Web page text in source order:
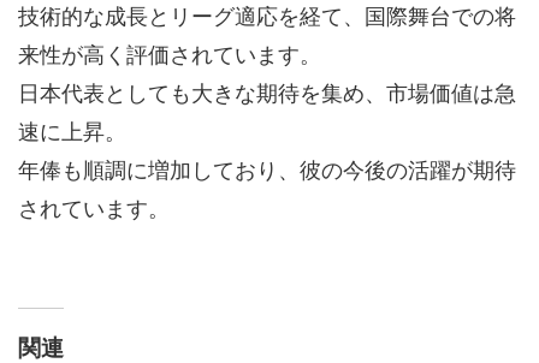
技術的な成長とリーグ適応を経て、国際舞台での将
来性が高く評価されています。
日本代表としても大きな期待を集め、市場価値は急
速に上昇。
年俸も順調に増加しており、彼の今後の活躍が期待
されています。
関連